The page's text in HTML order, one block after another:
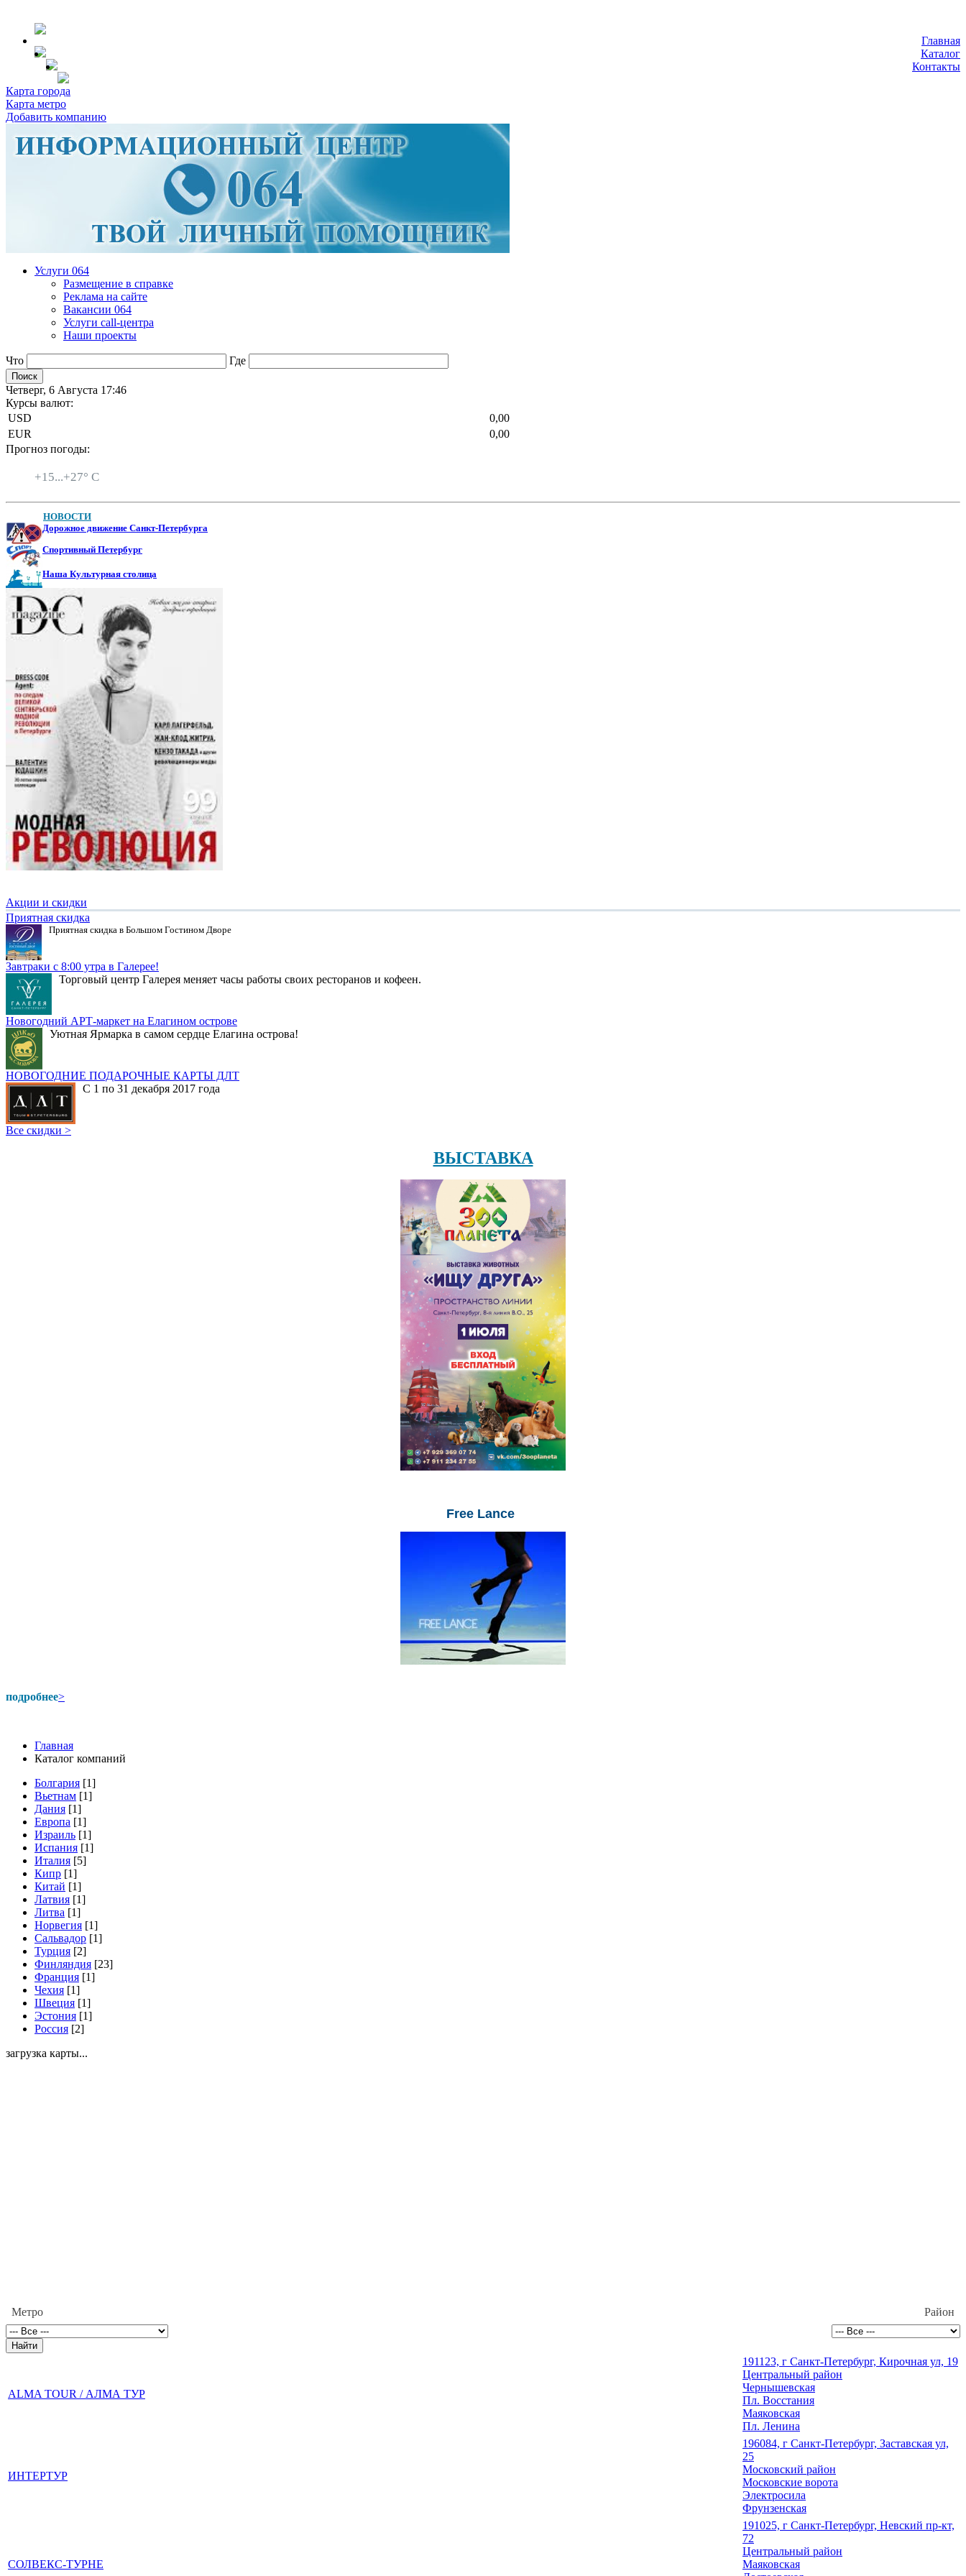
Главная
Каталог
Контакты
Карта города
Карта метро
Добавить компанию
Услуги 064
Размещение в справке
Реклама на сайте
Вакансии 064
Услуги call-центра
Наши проекты
Что Где
Четверг, 6 Августа 17:46
Курсы валют:
USD
0,00
EUR
0,00
Прогноз погоды:
+15...+27° C
НОВОСТИ
Дорожное движение Санкт-Петербурга
Спортивный Петербург
Наша Культурная столица
Акции и скидки
Приятная скидка
Приятная скидка в Большом Гостином Дворе
Завтраки с 8:00 утра в Галерее!
Торговый центр Галерея меняет часы работы своих ресторанов и кофеен.
Новогодний АРТ-маркет на Елагином острове
Уютная Ярмарка в самом сердце Елагина острова!
НОВОГОДНИЕ ПОДАРОЧНЫЕ КАРТЫ ДЛТ
С 1 по 31 декабря 2017 года
Все скидки >
ВЫСТАВКА
Free Lance
подробнее>
Главная
Каталог компаний
Болгария [1]
Вьетнам [1]
Дания [1]
Европа [1]
Израиль [1]
Испания [1]
Италия [5]
Кипр [1]
Китай [1]
Латвия [1]
Литва [1]
Норвегия [1]
Сальвадор [1]
Турция [2]
Финляндия [23]
Франция [1]
Чехия [1]
Швеция [1]
Эстония [1]
Россия [2]
загрузка карты...
Метро Район
ALMA TOUR / АЛМА ТУР
191123, г Санкт-Петербург, Кирочная ул, 19
Центральный район
Чернышевская
Пл. Восстания
Маяковская
Пл. Ленина
ИНТЕРТУР
196084, г Санкт-Петербург, Заставская ул,
25
Московский район
Московские ворота
Электросила
Фрунзенская
СОЛВЕКС-ТУРНЕ
191025, г Санкт-Петербург, Невский пр-кт,
72
Центральный район
Маяковская